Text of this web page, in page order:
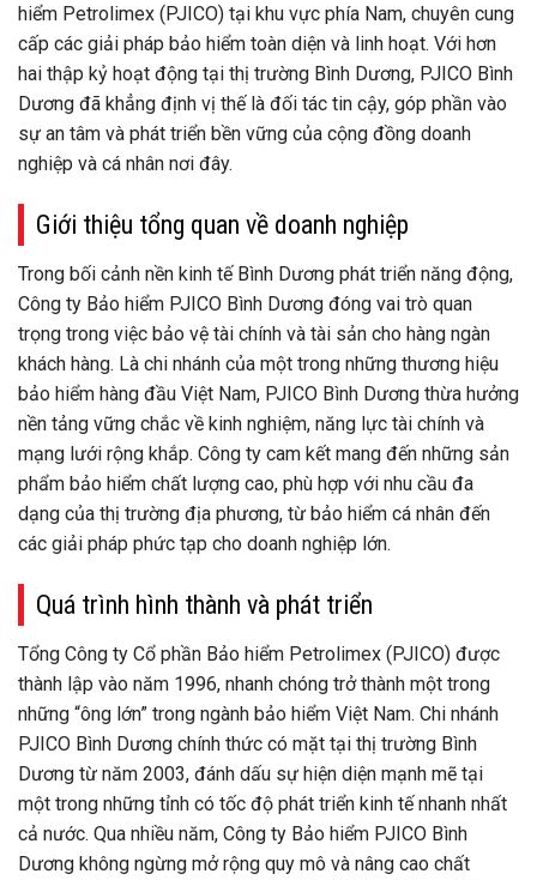
hiểm Petrolimex (PJICO) tại khu vực phía Nam, chuyên cung
cấp các giải pháp bảo hiểm toàn diện và linh hoạt. Với hơn
hai thập kỷ hoạt động tại thị trường Bình Dương, PJICO Bình
Dương đã khẳng định vị thế là đối tác tin cậy, góp phần vào
sự an tâm và phát triển bền vững của cộng đồng doanh
nghiệp và cá nhân nơi đây.
Giới thiệu tổng quan về doanh nghiệp
Trong bối cảnh nền kinh tế Bình Dương phát triển năng động,
Công ty Bảo hiểm PJICO Bình Dương đóng vai trò quan
trọng trong việc bảo vệ tài chính và tài sản cho hàng ngàn
khách hàng. Là chi nhánh của một trong những thương hiệu
bảo hiểm hàng đầu Việt Nam, PJICO Bình Dương thừa hưởng
nền tảng vững chắc về kinh nghiệm, năng lực tài chính và
mạng lưới rộng khắp. Công ty cam kết mang đến những sản
phẩm bảo hiểm chất lượng cao, phù hợp với nhu cầu đa
dạng của thị trường địa phương, từ bảo hiểm cá nhân đến
các giải pháp phức tạp cho doanh nghiệp lớn.
Quá trình hình thành và phát triển
Tổng Công ty Cổ phần Bảo hiểm Petrolimex (PJICO) được
thành lập vào năm 1996, nhanh chóng trở thành một trong
những “ông lớn” trong ngành bảo hiểm Việt Nam. Chi nhánh
PJICO Bình Dương chính thức có mặt tại thị trường Bình
Dương từ năm 2003, đánh dấu sự hiện diện mạnh mẽ tại
một trong những tỉnh có tốc độ phát triển kinh tế nhanh nhất
cả nước. Qua nhiều năm, Công ty Bảo hiểm PJICO Bình
Dương không ngừng mở rộng quy mô và nâng cao chất